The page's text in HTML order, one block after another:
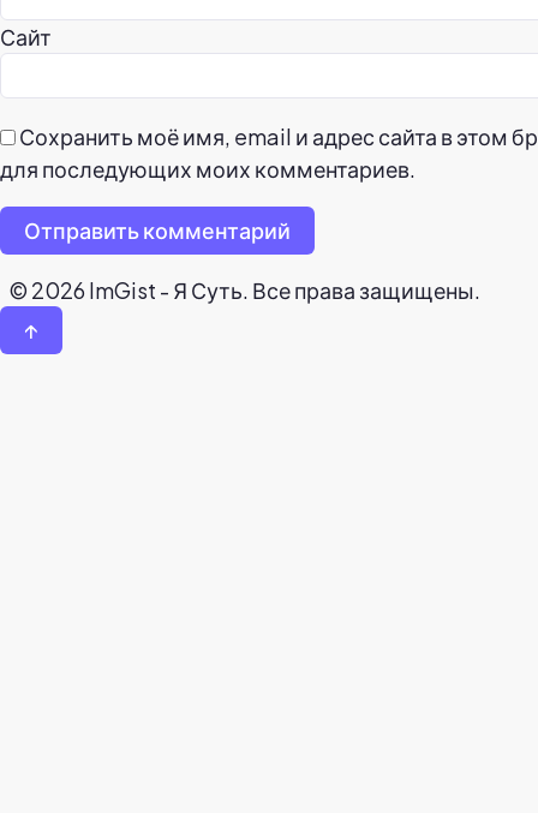
Сайт
Сохранить моё имя, email и адрес сайта в этом
для последующих моих комментариев.
Отправить комментарий
© 2026 ImGist - Я Суть. Все права защищены.
↑